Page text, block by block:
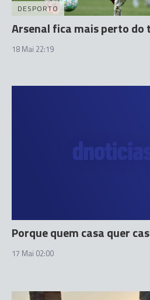
DESPORTO
Arsenal fica mais perto do
18 Mai 22:19
Porque quem casa quer
17 Mai 02:00